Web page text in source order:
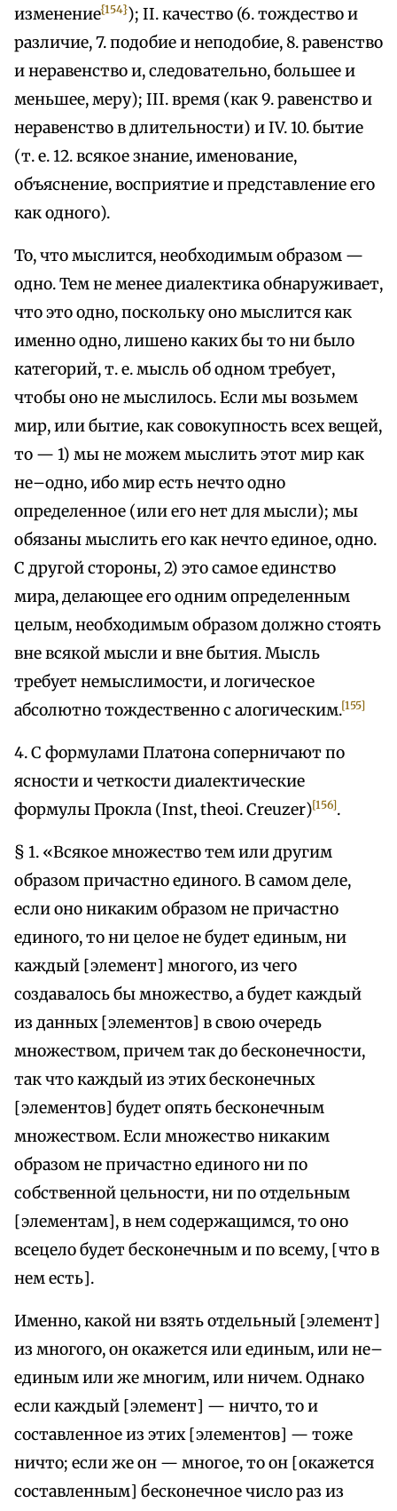
изменение{154}); II. качество (6. тождество и
различие, 7. подобие и неподобие, 8. равенство
и неравенство и, следовательно, большее и
меньшее, меру); III. время (как 9. равенство и
неравенство в длительности) и IV. 10. бытие
(т. е. 12. всякое знание, именование,
объяснение, восприятие и представление его
как одного).
То, что мыслится, необходимым образом —
одно. Тем не менее диалектика обнаруживает,
что это одно, поскольку оно мыслится как
именно одно, лишено каких бы то ни было
категорий, т. е. мысль об одном требует,
чтобы оно не мыслилось. Если мы возьмем
мир, или бытие, как совокупность всех вещей,
то — 1) мы не можем мыслить этот мир как
не–одно, ибо мир есть нечто одно
определенное (или его нет для мысли); мы
обязаны мыслить его как нечто единое, одно.
С другой стороны, 2) это самое единство
мира, делающее его одним определенным
целым, необходимым образом должно стоять
вне всякой мысли и вне бытия. Мысль
требует немыслимости, и логическое
абсолютно тождественно с алогическим.[155]
4. С формулами Платона соперничают по
ясности и четкости диалектические
формулы Прокла (Inst, theoi. Creuzer)[156].
§ 1. «Всякое множество тем или другим
образом причастно единого. В самом деле,
если оно никаким образом не причастно
единого, то ни целое не будет единым, ни
каждый [элемент] многого, из чего
создавалось бы множество, а будет каждый
из данных [элементов] в свою очередь
множеством, причем так до бесконечности,
так что каждый из этих бесконечных
[элементов] будет опять бесконечным
множеством. Если множество никаким
образом не причастно единого ни по
собственной цельности, ни по отдельным
[элементам], в нем содержащимся, то оно
всецело будет бесконечным и по всему, [что в
нем есть].
Именно, какой ни взять отдельный [элемент]
из многого, он окажется или единым, или не–
единым или же многим, или ничем. Однако
если каждый [элемент] — ничто, то и
составленное из этих [элементов] — тоже
ничто; если же он — многое, то он [окажется
составленным] бесконечное число раз из